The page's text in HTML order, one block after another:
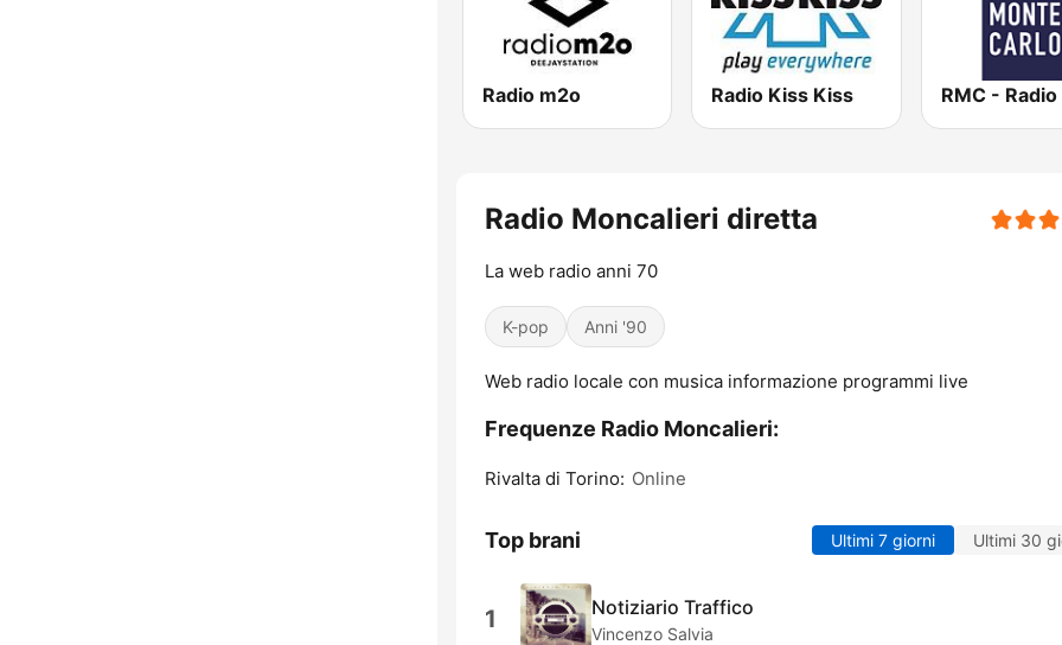
Radio m2o Radio Kiss Kiss
Radio Moncalieri diretta
La web radio anni 70
K-pop Anni '90
Web radio locale con musica informazione programmi live
Frequenze Radio Moncalieri:
Rivalta di Torino: Online
Top brani Ultimi 7 giorni Ultimi 30
1 Notiziario Traffico
Vincenzo Salvia